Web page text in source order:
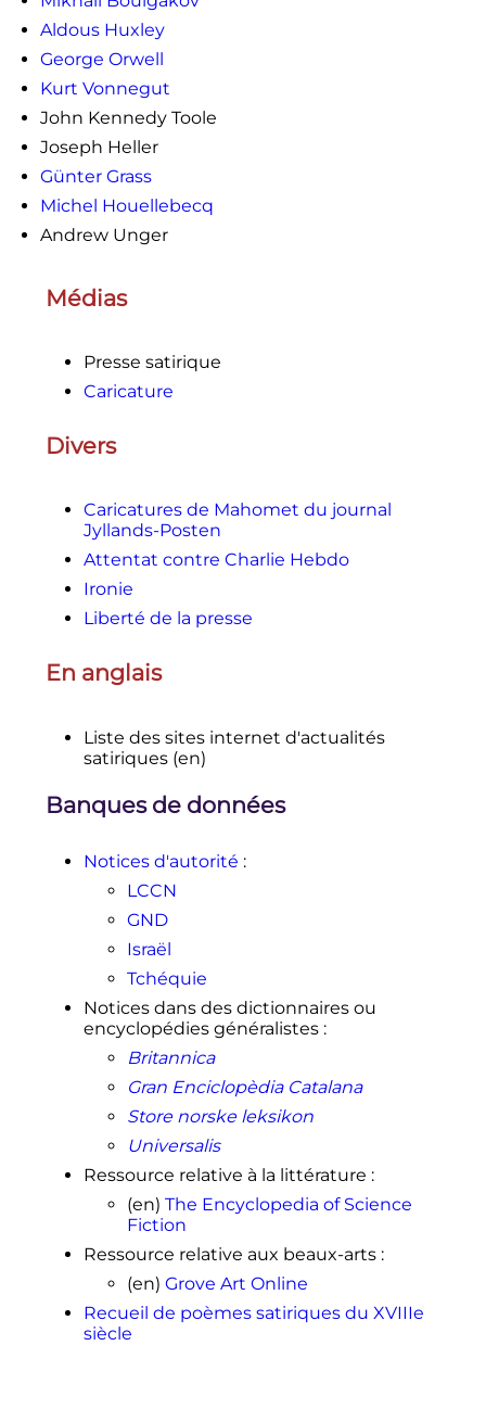
Aldous Huxley
George Orwell
Kurt Vonnegut
John Kennedy Toole
Joseph Heller
Günter Grass
Michel Houellebecq
Andrew Unger
Médias
Presse satirique
Caricature
Divers
Caricatures de Mahomet du journal
Jyllands-Posten
Attentat contre Charlie Hebdo
Ironie
Liberté de la presse
En anglais
Liste des sites internet d'actualités
satiriques (en)
Banques de données
Notices d'autorité :
LCCN
GND
Israël
Tchéquie
Notices dans des dictionnaires ou
encyclopédies généralistes:
Britannica
Gran Enciclopèdia Catalana
Store norske leksikon
Universalis
Ressource relative à la littérature :
(en) The Encyclopedia of Science
Fiction
Ressource relative aux beaux-arts:
(en) Grove Art Online
Recueil de poèmes satiriques du XVIIIe
siècle